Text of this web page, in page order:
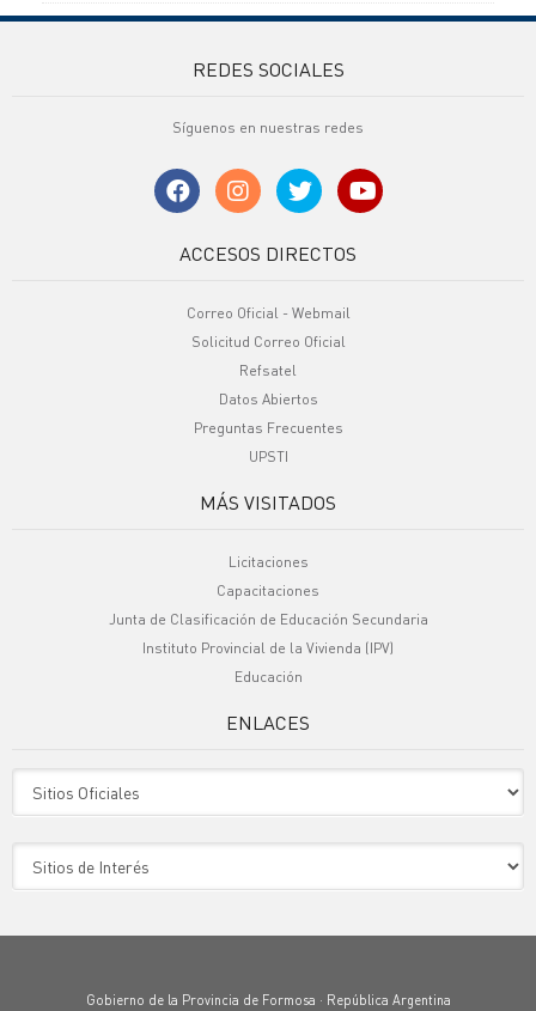
REDES SOCIALES
Síguenos en nuestras redes
ACCESOS DIRECTOS
Correo Oficial - Webmail
Solicitud Correo Oficial
Refsatel
Datos Abiertos
Preguntas Frecuentes
UPSTI
MÁS VISITADOS
Licitaciones
Capacitaciones
Junta de Clasificación de Educación Secundaria
Instituto Provincial de la Vivienda (IPV)
Educación
ENLACES
Gobierno de la Provincia de Formosa · República Argentina